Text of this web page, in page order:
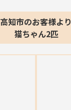
高知市のお客様より
猫ちゃん2匹